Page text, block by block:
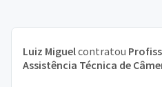
Luiz Miguelcontratou
Assistência Técnica de